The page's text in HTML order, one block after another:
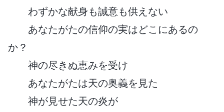
わずかな献身も誠意も供えない
あなたがたの信仰の実はどこにあるの
か？
神の尽きぬ恵みを受け
あなたがたは天の奥義を見た
神が見せた天の炎が